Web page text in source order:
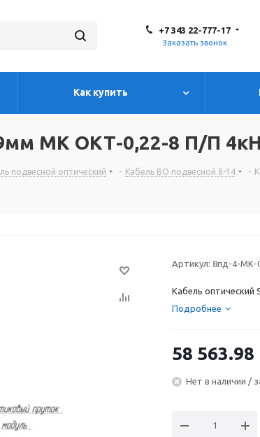
+7 343 22-777-17
Заказать звонок
Как купить
МК ОКТ-0,22-8 П/П
подвесной оптический - Кабель ВО подвесной 8-14 -
Артикул: 8пд-4-МК-
Кабель
Подробнее
58 563.98
Нет в наличии /